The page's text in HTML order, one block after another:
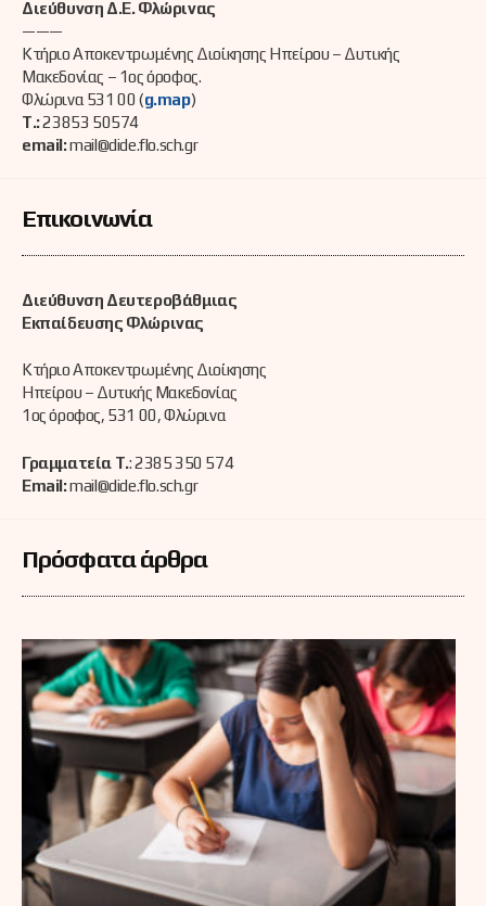
Διεύθυνση Δ.Ε. Φλώρινας
———
Κτήριο Αποκεντρωμένης Διοίκησης Ηπείρου – Δυτικής
Μακεδονίας – 1ος όροφος.
Φλώρινα 531 00 (g.map)
Τ.:23853 50574
email:mail@dide.flo.sch.gr
Επικοινωνία
Διεύθυνση Δευτεροβάθμιας
Εκπαίδευσης Φλώρινας
Κτήριο Αποκεντρωμένης Διοίκησης
Ηπείρου – Δυτικής Μακεδονίας
1ος όροφος, 531 00, Φλώρινα
Γραμματεία Τ.: 2385 350 574
Email:mail@dide.flo.sch.gr
Πρόσφατα άρθρα